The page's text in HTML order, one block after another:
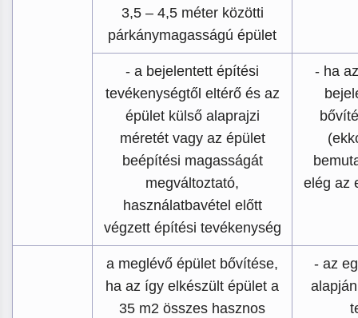
3,5 – 4,5 méter közötti
párkánymagasságú épület
- a bejelentett építési
tevékenységtől eltérő és az
épület külső alaprajzi
méretét vagy az épület
beépítési magasságát
megváltoztató,
használatbavétel előtt
végzett építési tevékenység
- ha
elég az
a meglévő épület bővítése,
ha az így elkészült épület a
35 m2 összes hasznos
- az